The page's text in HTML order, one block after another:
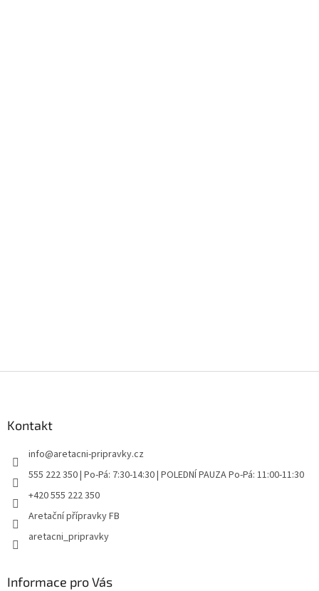
Kontakt
info@aretacni-pripravky.cz
555 222 350 | Po-Pá: 7:30-14:30 | POLEDNÍ PAUZA Po-Pá: 11:00-11:30
+420 555 222 350
Aretační přípravky FB
aretacni_pripravky
Informace pro Vás